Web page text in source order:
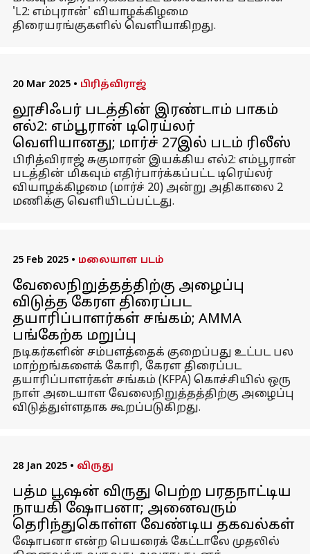
'L2: எம்புரான்' வியாழக்கிழமை
திரையரங்குகளில் வெளியாகிறது.
20 Mar 2025 • பிரித்விராஜ்
லூசிஃபர் படத்தின் இரண்டாம் பாகம்
எல்2: எம்பூரான் டிரெய்லர்
வெளியானது; மார்ச் 27இல் படம் ரிலீஸ்
பிரித்விராஜ் சுகுமாரன் இயக்கிய எல்2: எம்பூரான்
படத்தின் மிகவும் எதிர்பார்க்கப்பட்ட டிரெய்லர்
வியாழக்கிழமை (மார்ச் 20) அன்று அதிகாலை 2
மணிக்கு வெளியிடப்பட்டது.
25 Feb 2025 • மலையாள படம்
வேலைநிறுத்தத்திற்கு அழைப்பு
விடுத்த கேரள திரைப்பட
தயாரிப்பாளர்கள் சங்கம்; AMMA
பங்கேற்க மறுப்பு
நடிகர்களின் சம்பளத்தைக் குறைப்பது உட்பட பல
மாற்றங்களைக் கோரி, கேரள திரைப்பட
தயாரிப்பாளர்கள் சங்கம் (KFPA) கொச்சியில் ஒரு
நாள் அடையாள வேலைநிறுத்தத்திற்கு அழைப்பு
விடுத்துள்ளதாக கூறப்படுகிறது.
28 Jan 2025 • விருது
பத்ம பூஷன் விருது பெற்ற பரதநாட்டிய
நாயகி ஷோபனா; அனைவரும்
தெரிந்துகொள்ள வேண்டிய தகவல்கள்
ஷோபனா என்ற பெயரைக் கேட்டாலே முதலில்